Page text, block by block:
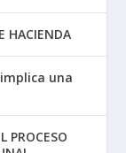
HACIENDA
una
PROCESO